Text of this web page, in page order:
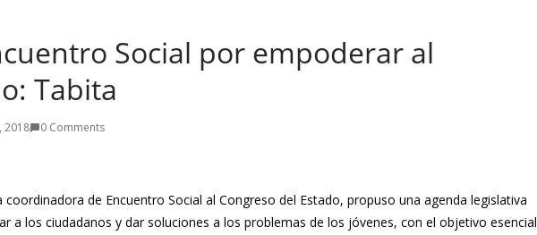
Social por empoderar al
Tabita
2018 0 Comments
coordinadora de Encuentro Social al Congreso del Estado, propuso una agenda legislativa
a los ciudadanos y dar soluciones a los problemas de los jóvenes, con el objetivo esencial